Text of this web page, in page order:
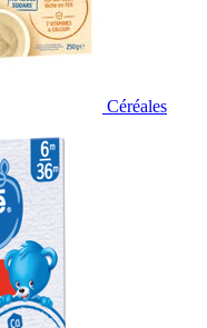
Céréales